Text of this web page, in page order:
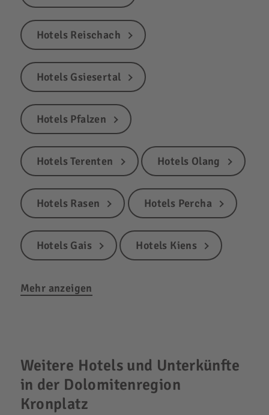
Hotels Reischach
Hotels Gsiesertal
Hotels Pfalzen
Hotels Terenten Hotels Olang
Hotels Rasen Hotels Percha
Hotels Gais Hotels Kiens
Mehr anzeigen
Weitere Hotels und Unterkünfte
in der Dolomitenregion
Kronplatz